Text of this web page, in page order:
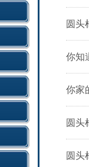
圆头
你知
你家
圆头
圆头